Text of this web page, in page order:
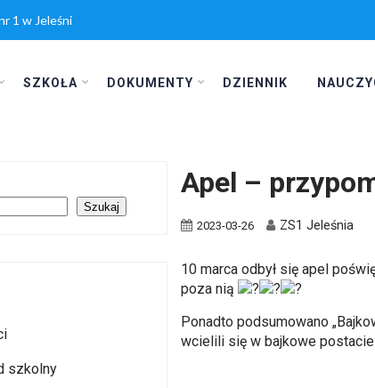
1 w Jeleśni
SZKOŁA DOKUMENTY DZIENNIK
Szukaj
szkolny
Apel –
2023-03-26 ZS1 Jeleśnia
10 marca odbył się apel
poza nią
Ponadto podsumowano
wcielili się w bajkowe